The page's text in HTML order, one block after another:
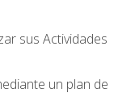
sus Actividades
un plan de